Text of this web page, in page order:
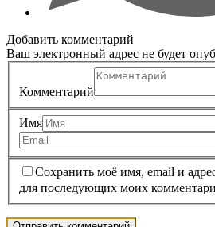
Добавить комментарий
Ваш электронный адрес не будет
Комментарий
Имя
Сохранить моё имя, email и
для последующих моих